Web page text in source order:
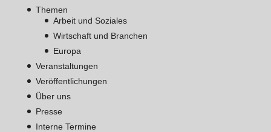
Themen
Arbeit und Soziales
Wirtschaft und Branchen
Europa
Veranstaltungen
Veröffentlichungen
Über uns
Presse
Interne Termine